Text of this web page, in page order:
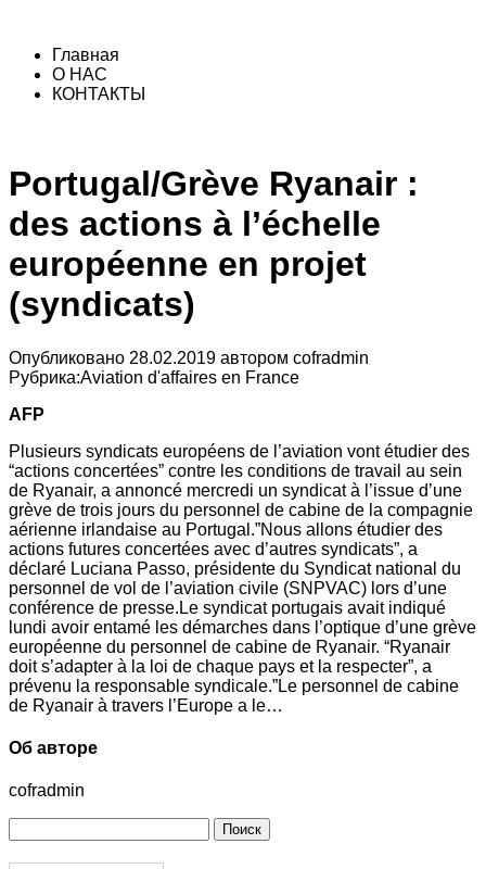
Главная
О НАС
КОНТАКТЫ
Portugal/Grève Ryanair :
des actions à l’échelle
européenne en projet
(syndicats)
Опубликовано 28.02.2019 автором cofradmin
Рубрика:Aviation d'affaires en France
AFP
Plusieurs syndicats européens de l’aviation vont étudier des
“actions concertées” contre les conditions de travail au sein
de Ryanair, a annoncé mercredi un syndicat à l’issue d’une
grève de trois jours du personnel de cabine de la compagnie
aérienne irlandaise au Portugal.”Nous allons étudier des
actions futures concertées avec d’autres syndicats”, a
déclaré Luciana Passo, présidente du Syndicat national du
personnel de vol de l’aviation civile (SNPVAC) lors d’une
conférence de presse.Le syndicat portugais avait indiqué
lundi avoir entamé les démarches dans l’optique d’une grève
européenne du personnel de cabine de Ryanair. “Ryanair
doit s’adapter à la loi de chaque pays et la respecter”, a
prévenu la responsable syndicale.”Le personnel de cabine
de Ryanair à travers l’Europe a le…
Об авторе
cofradmin